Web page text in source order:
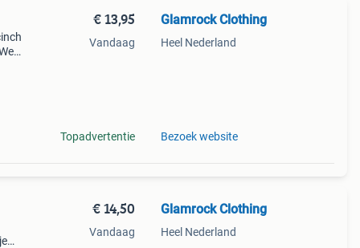
€ 13,95
Vandaag
Topadvertentie
Glamrock Clothing
Heel Nederland
Bezoek website
€ 14,50
Vandaag
Glamrock Clothing
Heel Nederland